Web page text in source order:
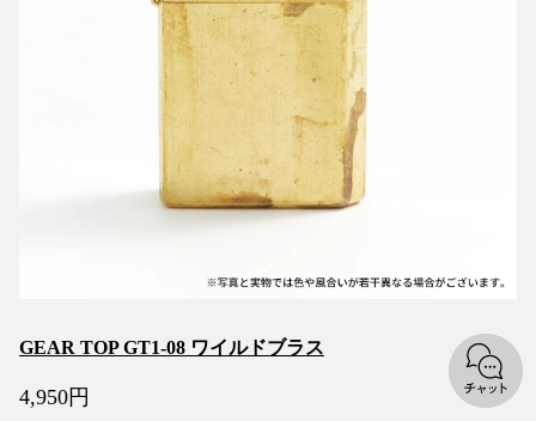
GEAR TOP GT1-08 ワイルドブラス
4,950円